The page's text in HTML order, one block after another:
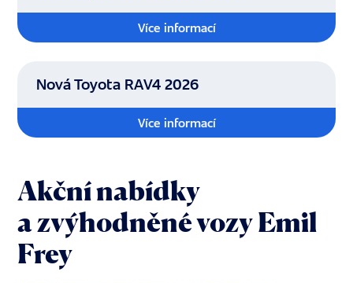
Více informací
Nová Toyota RAV4 2026
Více informací
Akční nabídky
a zvýhodněné vozy Emil
Frey